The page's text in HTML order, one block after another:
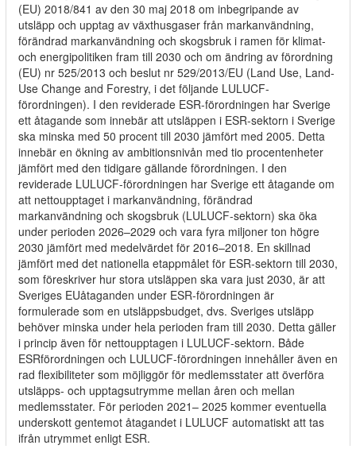
(EU) 2018/841 av den 30 maj 2018 om inbegripande av
utsläpp och upptag av växthusgaser från markanvändning,
förändrad markanvändning och skogsbruk i ramen för klimat-
och energipolitiken fram till 2030 och om ändring av förordning
(EU) nr 525/2013 och beslut nr 529/2013/EU (Land Use, Land-
Use Change and Forestry, i det följande LULUCF-
förordningen). I den reviderade ESR-förordningen har Sverige
ett åtagande som innebär att utsläppen i ESR-sektorn i Sverige
ska minska med 50 procent till 2030 jämfört med 2005. Detta
innebär en ökning av ambitionsnivån med tio procentenheter
jämfört med den tidigare gällande förordningen. I den
reviderade LULUCF-förordningen har Sverige ett åtagande om
att nettoupptaget i markanvändning, förändrad
markanvändning och skogsbruk (LULUCF-sektorn) ska öka
under perioden 2026–2029 och vara fyra miljoner ton högre
2030 jämfört med medelvärdet för 2016–2018. En skillnad
jämfört med det nationella etappmålet för ESR-sektorn till 2030,
som föreskriver hur stora utsläppen ska vara just 2030, är att
Sveriges EUåtaganden under ESR-förordningen är
formulerade som en utsläppsbudget, dvs. Sveriges utsläpp
behöver minska under hela perioden fram till 2030. Detta gäller
i princip även för nettoupptagen i LULUCF-sektorn. Både
ESRförordningen och LULUCF-förordningen innehåller även en
rad flexibiliteter som möjliggör för medlemsstater att överföra
utsläpps- och upptagsutrymme mellan åren och mellan
medlemsstater. För perioden 2021– 2025 kommer eventuella
underskott gentemot åtagandet i LULUCF automatiskt att tas
ifrån utrymmet enligt ESR.